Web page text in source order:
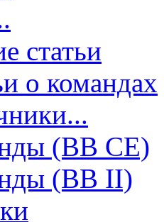
статьи
о командах
(BB CE)
(BB II)